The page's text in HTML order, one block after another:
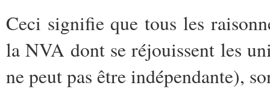
Ceci signifie que tous les
la NVA dont se réjouissent les
ne peut pas être indépendante),